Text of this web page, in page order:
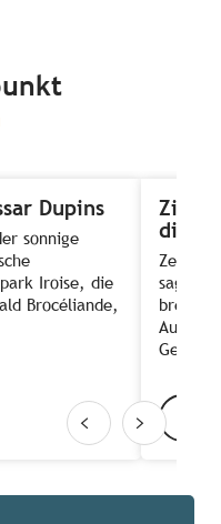
Dupins
sonnige
Iroise, die
Brocéliande,
die
Zeit,
sagt
Gehen